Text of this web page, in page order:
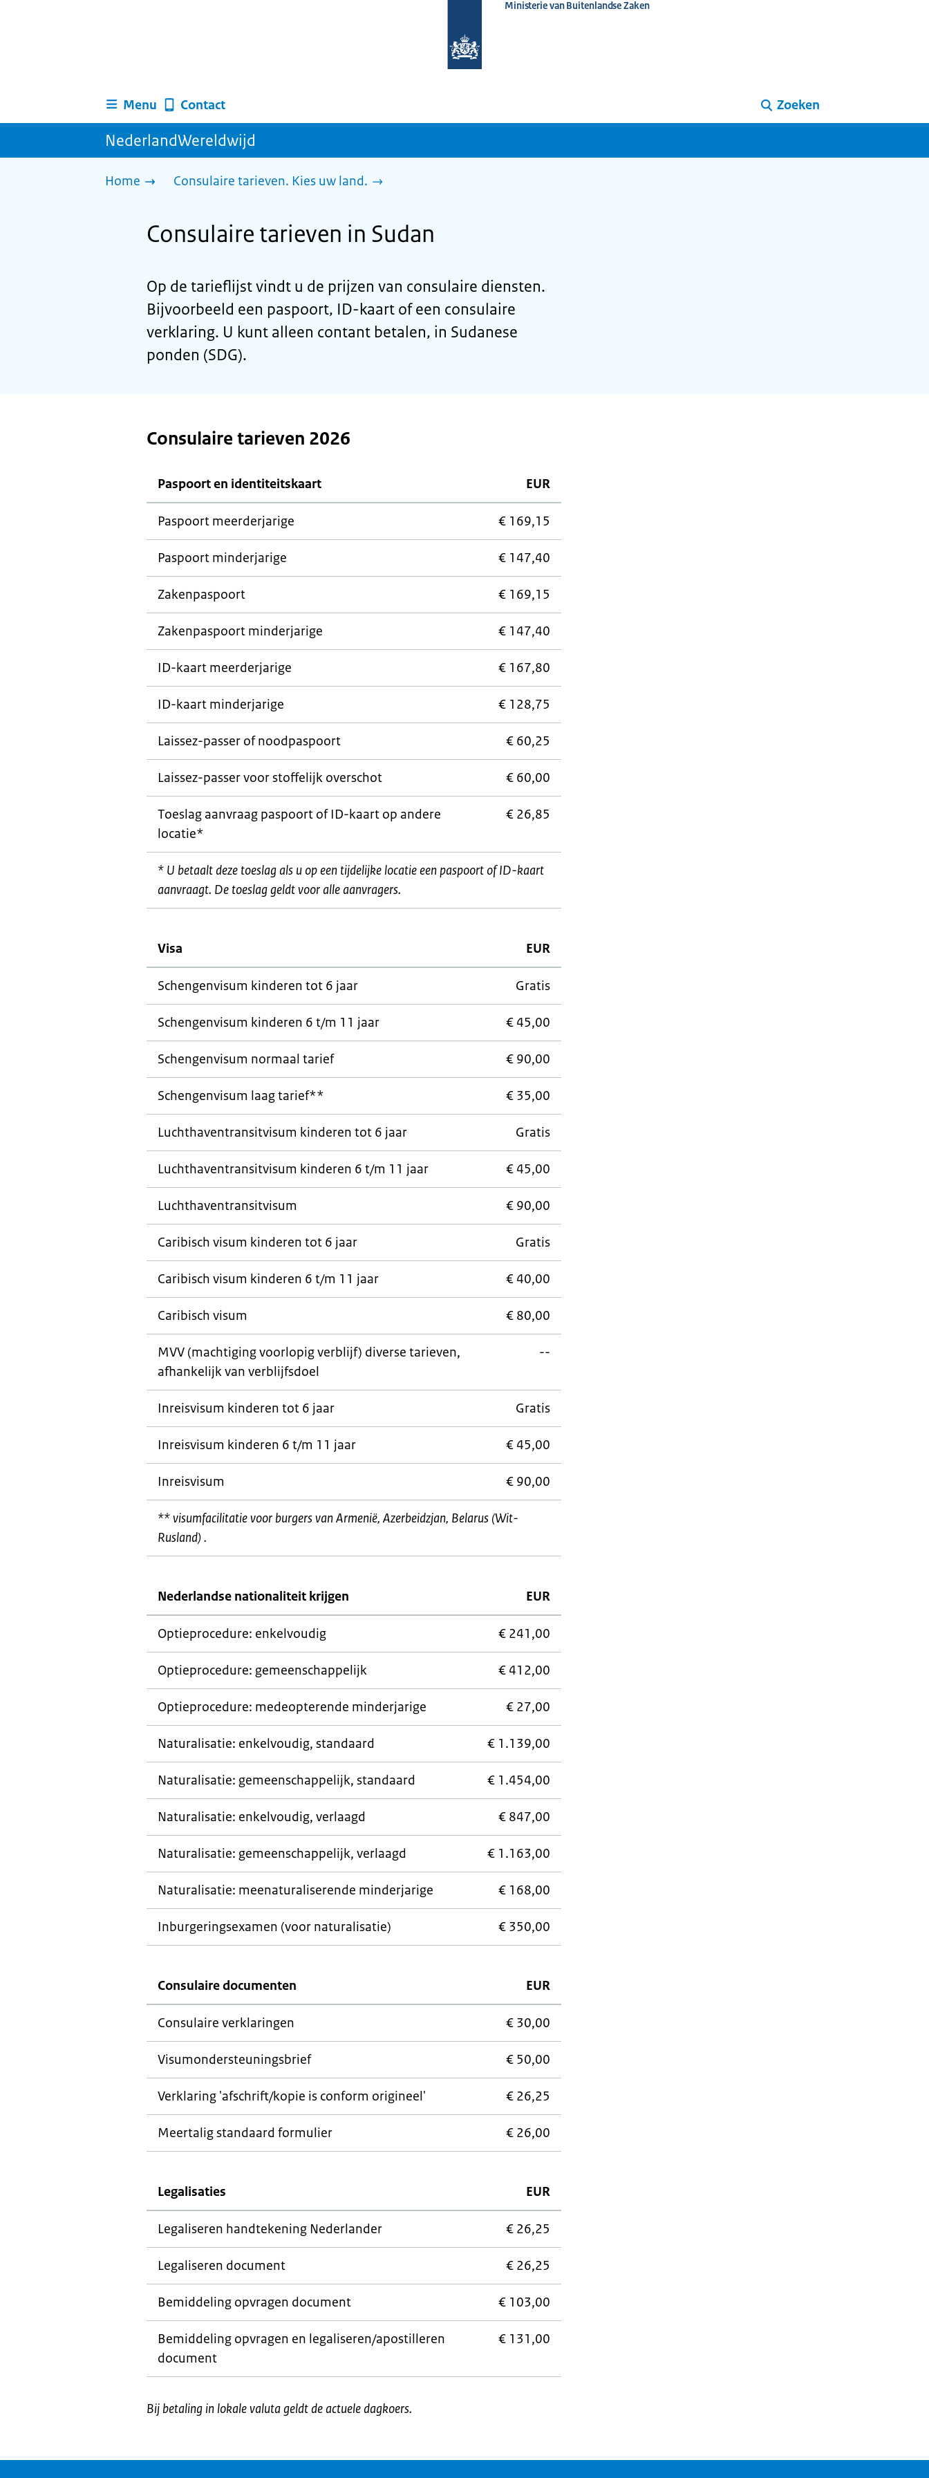
homepage
Ministerie van Buitenlandse Zaken
Menu Contact Zoeken
NederlandWereldwijd
Home Consulaire tarieven. Kies uw land.
Consulaire tarieven in Sudan
Op de tarieflijst vindt u de prijzen van consulaire diensten.
Bijvoorbeeld een paspoort, ID-kaart of een consulaire
verklaring. U kunt alleen contant betalen, in Sudanese
ponden (SDG).
Consulaire tarieven 2026
Paspoort en identiteitskaart EUR
Paspoort meerderjarige € 169,15
Paspoort minderjarige € 147,40
Zakenpaspoort € 169,15
Zakenpaspoort minderjarige € 147,40
ID-kaart meerderjarige € 167,80
ID-kaart minderjarige € 128,75
Laissez-passer of noodpaspoort € 60,25
Laissez-passervoor stoffelijk overschot € 60,00
Toeslag aanvraag paspoort of ID-kaart op andere
locatie*
€ 26,85
* U betaalt deze toeslag als u op een tijdelijke locatie een paspoort of ID-kaart
aanvraagt. De toeslag geldt voor alle aanvragers.
Visa EUR
Schengenvisum kinderen tot 6 jaar Gratis
Schengenvisum kinderen 6 t/m 11 jaar € 45,00
Schengenvisum normaal tarief € 90,00
Schengenvisum laag tarief** € 35,00
Luchthaventransitvisum kinderen tot 6 jaar Gratis
Luchthaventransitvisum kinderen 6 t/m 11 jaar € 45,00
Luchthaventransitvisum € 90,00
Caribisch visum kinderen tot 6 jaar Gratis
Caribisch visum kinderen 6 t/m 11 jaar € 40,00
Caribisch visum € 80,00
MVV (machtiging voorlopig verblijf) diverse tarieven,
afhankelijk van verblijfsdoel
--
Inreisvisum kinderen tot 6 jaar Gratis
Inreisvisum kinderen 6 t/m 11 jaar € 45,00
Inreisvisum € 90,00
** visumfacilitatie voor burgers van Armenië, Azerbeidzjan, Belarus (Wit-
Rusland) .
Nederlandse nationaliteit krijgen EUR
Optieprocedure: enkelvoudig € 241,00
Optieprocedure: gemeenschappelijk € 412,00
Optieprocedure: medeopterende minderjarige € 27,00
Naturalisatie: enkelvoudig, standaard € 1.139,00
Naturalisatie: gemeenschappelijk, standaard € 1.454,00
Naturalisatie: enkelvoudig, verlaagd € 847,00
Naturalisatie: gemeenschappelijk, verlaagd € 1.163,00
Naturalisatie: meenaturaliserende minderjarige € 168,00
Inburgeringsexamen (voor naturalisatie) € 350,00
Consulaire documenten EUR
Consulaire verklaringen € 30,00
Visumondersteuningsbrief € 50,00
Verklaring 'afschrift/kopie is conform origineel' € 26,25
Meertalig standaard formulier € 26,00
Legalisaties EUR
Legaliseren handtekening Nederlander € 26,25
Legaliseren document € 26,25
Bemiddeling opvragen document € 103,00
Bemiddeling opvragen en legaliseren/apostilleren
document
€ 131,00
Bij betaling in lokale valuta geldt de actuele dagkoers.